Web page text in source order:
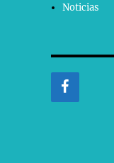
Noticias